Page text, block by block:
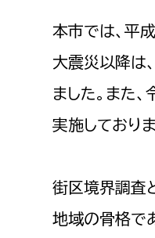
障がい者
地域安全課
人権・男女共同
戸籍住民課
福祉健康部
福祉政策課
本市では、平
大震災以降は
ました。また
実施しておりま
街区境界調査
地域の骨格で